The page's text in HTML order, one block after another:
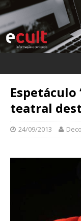
Espetáculo
teatral
24/09/2013